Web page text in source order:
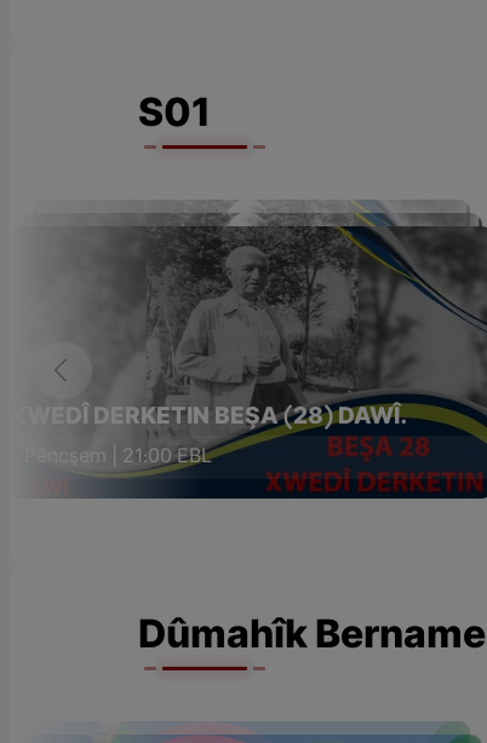
S01
XWEDÎ DERKETIN BEŞA (28) DAWÎ.
Pêncşem | 21:00 EBL
Dûmahîk Bername